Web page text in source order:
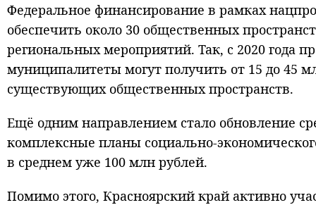
Федеральное финансирование в рамках
обеспечить около 30 общественных
региональных мероприятий. Так, с 2020 года
муниципалитеты могут получить от 15 до 45
существующих общественных пространств.
Ещё одним направлением стало обновление
комплексные планы социально-
в среднем уже 100 млн рублей.
Помимо этого, Красноярский край активно